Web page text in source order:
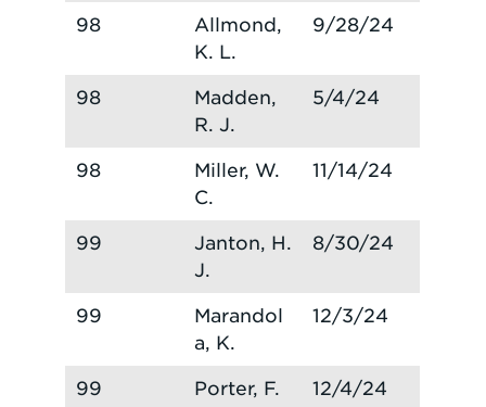
98
Allmond,
K. L.
9/28/24
98
Madden,
R. J.
5/4/24
98
Miller, W.
C.
11/14/24
99
Janton, H.
J.
8/30/24
99
Marandol
a, K.
12/3/24
99
Porter, F.
12/4/24